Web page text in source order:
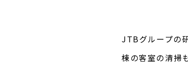
JTBグループの
棟の客室の清掃